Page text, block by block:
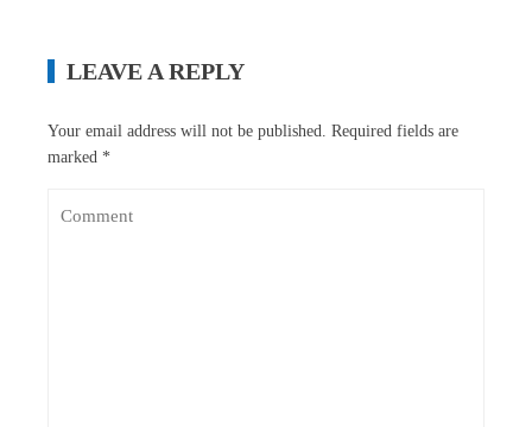
LEAVE A REPLY
Your email address will not be published.
Required fields are
marked *